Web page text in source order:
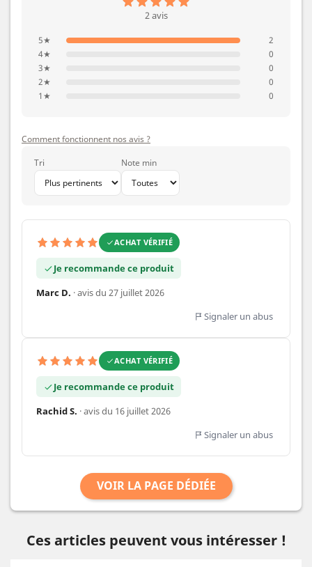
2 avis
5★
2
4★
0
3★
0
2★
0
1★
0
Comment fonctionnent nos avis ?
Tri
Note min
ACHAT VÉRIFIÉ
Je recommande ce produit
Marc D. · avis du 27 juillet 2026
Signaler un abus
ACHAT VÉRIFIÉ
Je recommande ce produit
Rachid S. · avis du 16 juillet 2026
Signaler un abus
VOIR LA PAGE DÉDIÉE
Ces articles peuvent vous intéresser !